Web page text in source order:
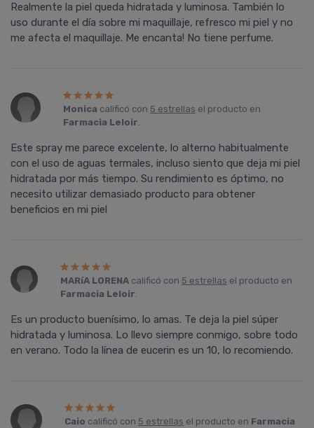
Realmente la piel queda hidratada y luminosa. También lo
uso durante el dí­a sobre mi maquillaje, refresco mi piel y no
me afecta el maquillaje. Me encanta! No tiene perfume.
Monica calificó con 5 estrellas el producto en
Farmacia Leloir.
Este spray me parece excelente, lo alterno habitualmente
con el uso de aguas termales, incluso siento que deja mi piel
hidratada por más tiempo. Su rendimiento es óptimo, no
necesito utilizar demasiado producto para obtener
beneficios en mi piel
MARíA LORENAcalificó con 5 estrellas el producto en
Farmacia Leloir.
Es un producto buenísimo, lo amas. Te deja la piel súper
hidratada y luminosa. Lo llevo siempre conmigo, sobre todo
en verano. Todo la línea de eucerin es un 10, lo recomiendo.
Caio calificó con 5 estrellas el producto en Farmacia